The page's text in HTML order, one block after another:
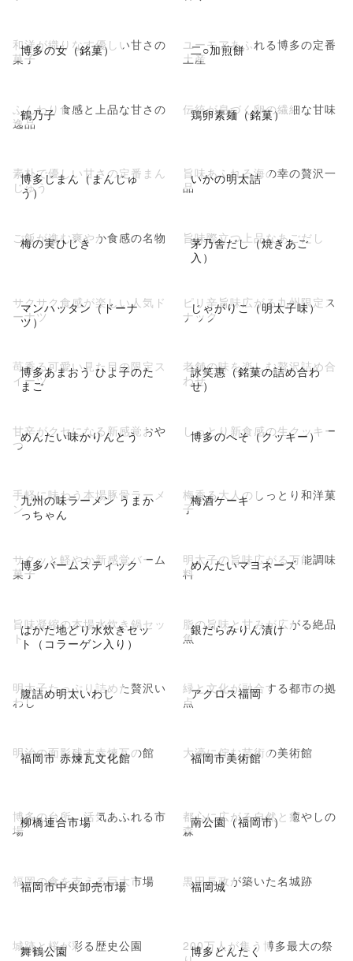
博多の女（銘菓）
和洋が織りなす優しい甘さの
菓子
二○加煎餅
ユーモアあふれる博多の定番
土産
鶴乃子
ふんわり食感と上品な甘さの
逸品
鶏卵素麺（銘菓）
伝統が息づく卵の繊細な甘味
博多じまん（まんじゅ
う）
素朴で優しい甘さの定番まん
じゅう
いかの明太詰
旨味あふれる海の幸の贅沢一
品
梅の実ひじき
ご飯が進む爽やか食感の名物
茅乃舎だし（焼きあご
入）
旨味際立つ上品なあごだし
マンハッタン（ドーナ
ツ）
サクサク食感が楽しい人気ド
ーナツ
じゃがりこ（明太子味）
ピリ辛旨味広がる九州限定ス
ナック
博多あまおう ひよ子のた
まご
苺香る可愛い見た目の限定ス
イーツ
詠笑惠（銘菓の詰め合わ
せ）
老舗の味を楽しむ贅沢詰め合
わせ
めんたい味かりんとう
甘辛がクセになる新感覚おや
つ
博多のへそ（クッキー）
しっとり新食感の生クッキー
九州の味ラーメン うまか
っちゃん
手軽に味わう本場豚骨ラーメ
ン
梅酒ケーキ
梅香る大人のしっとり和洋菓
子
博多バームスティック
サクッと軽やか新感覚バーム
菓子
めんたいマヨネーズ
明太子の旨味広がる万能調味
料
はかた地どり水炊きセッ
ト（コラーゲン入り）
旨味凝縮の本場水炊き鍋セッ
ト
銀だらみりん漬け
脂の旨味と甘みが広がる絶品
魚
腹詰め明太いわし
明太子たっぷり詰めた贅沢い
わし
アクロス福岡
緑と文化が融合する都市の拠
点
福岡市 赤煉瓦文化館
明治の面影残す赤煉瓦の館 福岡市美術館
大濠に佇む芸術の美術館
柳橋連合市場
博多の台所、活気あふれる市
場
南公園（福岡市）
都心に広がる自然と癒やしの
森
福岡市中央卸売市場
福岡の食を支える巨大市場 福岡城
黒田長政が築いた名城跡
舞鶴公園
城跡と桜が彩る歴史公園 博多どんたく
200万人が集う博多最大の祭